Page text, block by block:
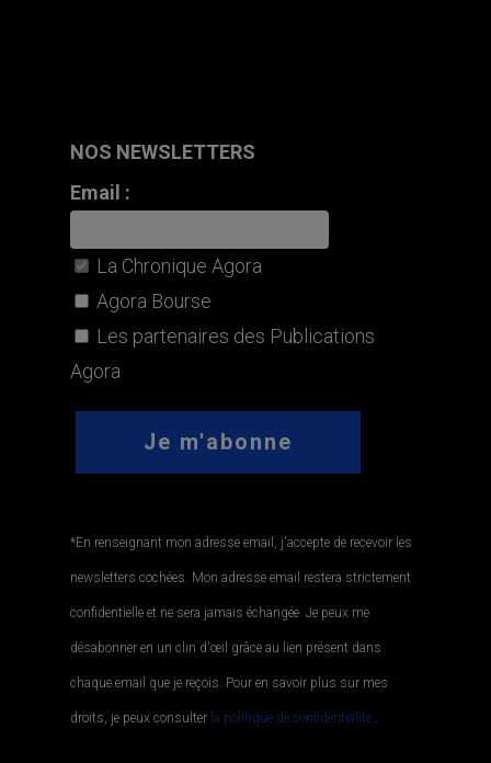
Agora Bourse
Les partenaires des Publications
newsletters cochées. Mon adresse email restera strictement
confidentielle et ne sera jamais échangée. Je peux me
chaque email que je reçois. Pour en savoir plus sur mes
droits, je peux consulterla politique de confidentialité..
LIENS UTILES
CGU
POLITIQUE DE CONFIDENTIALITÉ